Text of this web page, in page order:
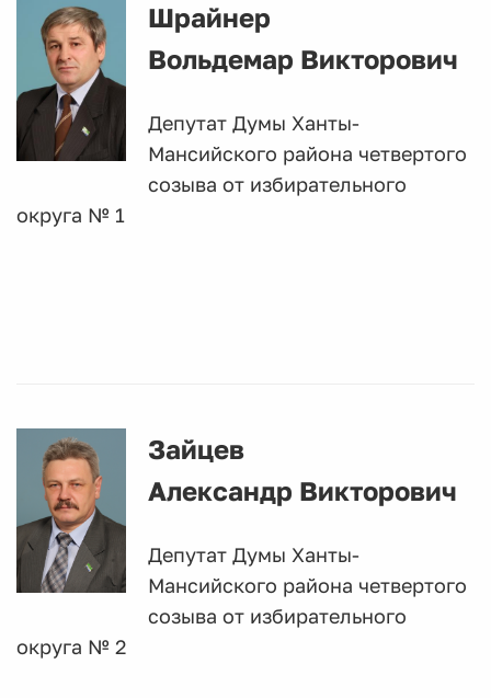
Шрайнер
Вольдемар Викторович
Депутат Думы Ханты-
Мансийского района четвертого
созыва от избирательного
округа № 1
Зайцев
Александр Викторович
Депутат Думы Ханты-
Мансийского района четвертого
созыва от избирательного
округа № 2